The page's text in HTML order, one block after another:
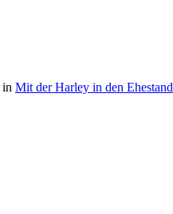
in Mit der Harley in den Ehestand